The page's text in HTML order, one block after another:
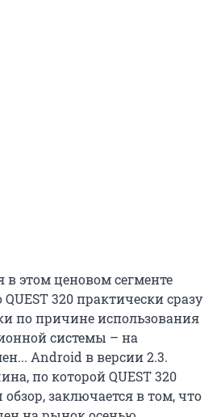
в этом ценовом сегменте
320 практически сразу
по причине использования
системы – на
Android в версии 2.3.
по которой QUEST 320
заключается в том, что